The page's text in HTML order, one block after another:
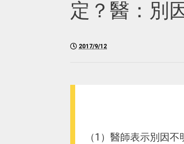
定？醫：別
2017/9/12
（1）醫師表示別因